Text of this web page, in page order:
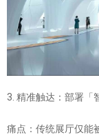
3. 精准触达：部署「
痛点：传统展厅仅能